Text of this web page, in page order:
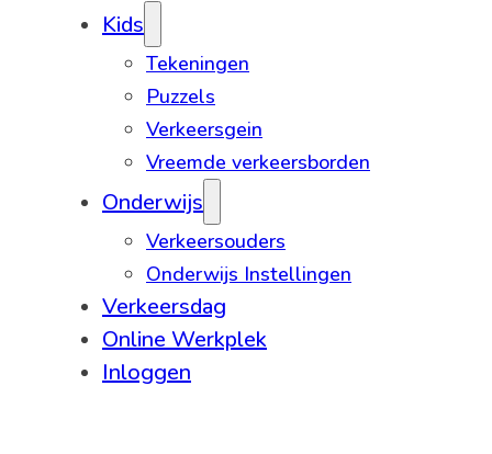
Kids
Tekeningen
Puzzels
Verkeersgein
Vreemde verkeersborden
Onderwijs
Verkeersouders
Onderwijs Instellingen
Verkeersdag
Online Werkplek
Inloggen